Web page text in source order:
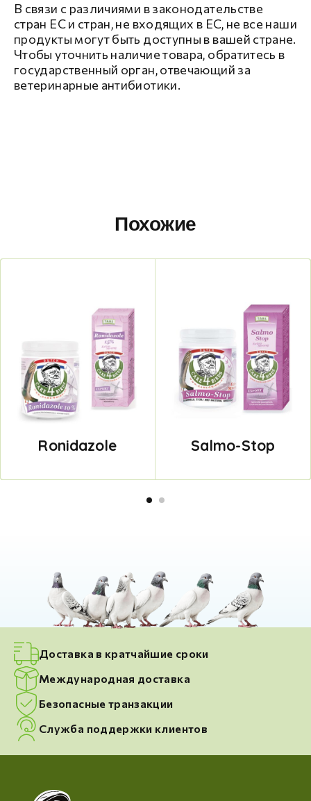
В связи с различиями в законодательстве
стран ЕС и стран, не входящих в ЕС, не все наши
продукты могут быть доступны в вашей стране.
Чтобы уточнить наличие товара, обратитесь в
государственный орган, отвечающий за
ветеринарные антибиотики.
Похожие
Ronidazole Salmo-Stop
Доставка в кратчайшие сроки
Международная доставка
Безопасные транзакции
Служба поддержки клиентов